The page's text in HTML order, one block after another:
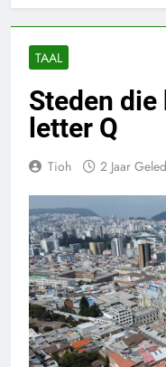
TAAL
Steden
letter Q
Tioh 2 Jaar